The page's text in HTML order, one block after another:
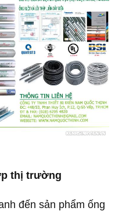
thị trường
đến sản phẩm ống